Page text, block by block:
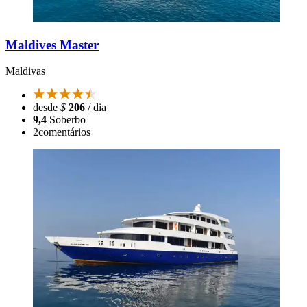
Maldives Master
Maldivas
desde $ 206 / dia
9,4 Soberbo
2comentários